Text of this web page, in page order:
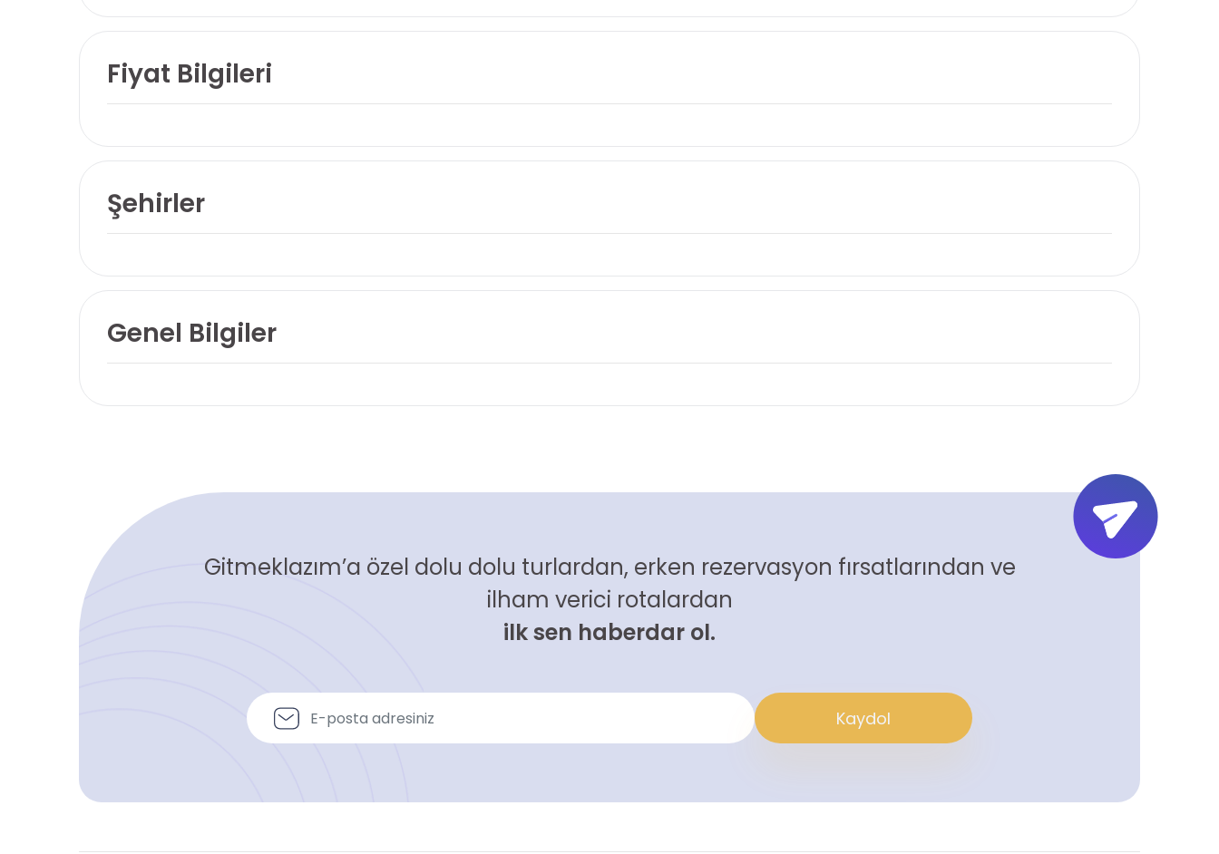
Fiyat Bilgileri
Şehirler
Genel Bilgiler
Gitmeklazım’a özel dolu dolu turlardan, erken rezervasyon fırsatlarından ve
ilham verici rotalardan
ilk sen haberdar ol.
Kaydol